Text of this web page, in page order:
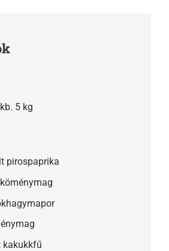
5 kg
pirospaprika
kakukkfű